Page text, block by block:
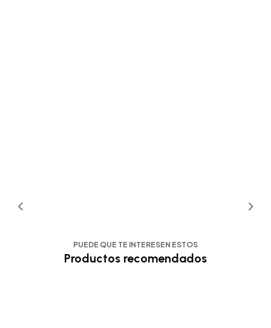
PUEDE QUE TE INTERESEN ESTOS
Productos recomendados